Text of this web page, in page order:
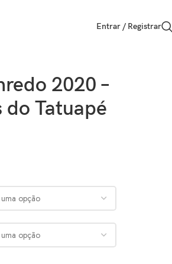
Entrar / Registrar
2020 –
Tatuapé